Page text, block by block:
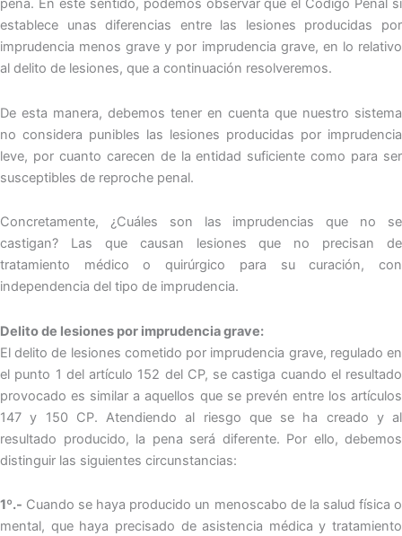
pena. En este sentido, podemos observar que el Código Penal sí
establece unas diferencias entre las lesiones producidas por
imprudencia menos grave y por imprudencia grave, en lo relativo
al delito de lesiones, que a continuación resolveremos.
De esta manera, debemos tener en cuenta que nuestro sistema
no considera punibles las lesiones producidas por imprudencia
leve, por cuanto carecen de la entidad suficiente como para ser
susceptibles de reproche penal.
Concretamente, ¿Cuáles son las imprudencias que no se
castigan? Las que causan lesiones que no precisan de
tratamiento médico o quirúrgico para su curación, con
independencia del tipo de imprudencia.
Delito de lesiones por imprudencia grave:
El delito de lesiones cometido por imprudencia grave, regulado en
el punto 1 del artículo 152 del CP, se castiga cuando el resultado
provocado es similar a aquellos que se prevén entre los artículos
147 y 150 CP. Atendiendo al riesgo que se ha creado y al
resultado producido, la pena será diferente. Por ello, debemos
distinguir las siguientes circunstancias:
1º.- Cuando se haya producido un menoscabo de la salud física o
mental, que haya precisado de asistencia médica y tratamiento